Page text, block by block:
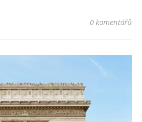
0 komentářů